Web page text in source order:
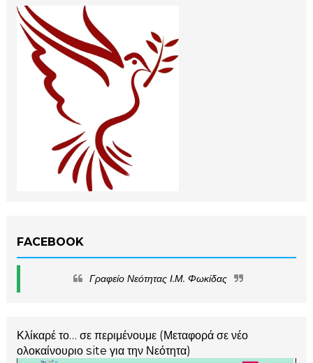
FACEBOOK
Γραφείο Νεότητας Ι.Μ. Φωκίδας
Κλίκαρέ το… σε περιμένουμε (Μεταφορά σε νέο
ολοκαίνουριο site για την Νεότητα)